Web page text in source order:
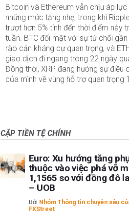
Bitcoin và Ethereum vẫn chịu áp lực
những mức tăng nhẹ, trong khi Ripple
trượt hơn 5% tính đến thời điểm này
tuần. BTC đối mặt với sự từ chối
rào cản kháng cự quan trọng, và
giao dịch đi ngang trong 22 ngày
Đồng thời, XRP đang hướng sự điều
của mình về vùng hỗ trợ quan trọng
CẶP TIỀN TỆ CHÍNH
Euro: Xu hướng tăng
thuộc vào việc phá vỡ
1,1565 so với đồng đô
– UOB
Bởi Nhóm Thông tin chuyên sâu
FXStreet